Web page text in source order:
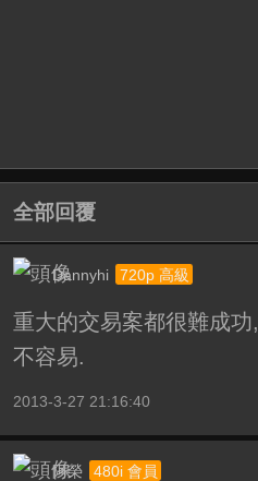
全部回覆
Dannyhi 720p 高級
重大的交易案都很難成功,
不容易.
2013-3-27 21:16:40
阿榮 480i 會員